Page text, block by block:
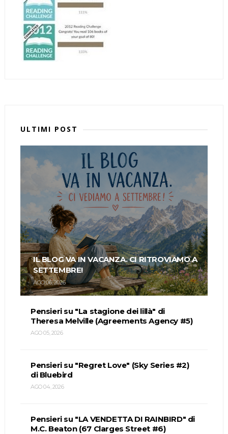
ULTIMI POST
IL BLOG VA IN VACANZA. CI RITROVIAMO A
SETTEMBRE!
AGO 06, 2026
Pensieri su "La stagione dei lillà" di
Theresa Melville (Agreements Agency #5)
AGO 05, 2026
Pensieri su "Regret Love" (Sky Series #2)
di Bluebird
AGO 04, 2026
Pensieri su "LA VENDETTA DI RAINBIRD" di
M.C. Beaton (67 Clarges Street #6)